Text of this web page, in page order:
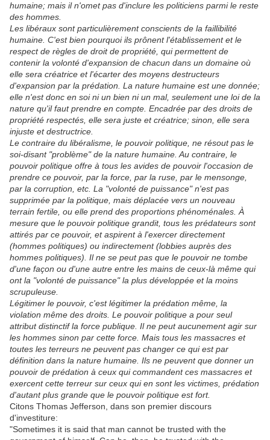
humaine; mais il n'omet pas d'inclure les politiciens parmi le reste
des hommes.
Les libéraux sont particulièrement conscients de la faillibilité
humaine. C'est bien pourquoi ils prônent l'établissement et le
respect de règles de droit de propriété, qui permettent de
contenir la volonté d'expansion de chacun dans un domaine où
elle sera créatrice et l'écarter des moyens destructeurs
d'expansion par la prédation. La nature humaine est une donnée;
elle n'est donc en soi ni un bien ni un mal, seulement une loi de la
nature qu'il faut prendre en compte. Encadrée par des droits de
propriété respectés, elle sera juste et créatrice; sinon, elle sera
injuste et destructrice.
Le contraire du libéralisme, le pouvoir politique, ne résout pas le
soi-disant "problème" de la nature humaine. Au contraire, le
pouvoir politique offre à tous les avides de pouvoir l'occasion de
prendre ce pouvoir, par la force, par la ruse, par le mensonge,
par la corruption, etc. La "volonté de puissance" n'est pas
supprimée par la politique, mais déplacée vers un nouveau
terrain fertile, ou elle prend des proportions phénoménales. À
mesure que le pouvoir politique grandit, tous les prédateurs sont
attirés par ce pouvoir, et aspirent à l'exercer directement
(hommes politiques) ou indirectement (lobbies auprès des
hommes politiques). Il ne se peut pas que le pouvoir ne tombe
d'une façon ou d'une autre entre les mains de ceux-là même qui
ont la "volonté de puissance" la plus développée et la moins
scrupuleuse.
Légitimer le pouvoir, c'est légitimer la prédation même, la
violation même des droits. Le pouvoir politique a pour seul
attribut distinctif la force publique. Il ne peut aucunement agir sur
les hommes sinon par cette force. Mais tous les massacres et
toutes les terreurs ne peuvent pas changer ce qui est par
définition dans la nature humaine. Ils ne peuvent que donner un
pouvoir de prédation à ceux qui commandent ces massacres et
exercent cette terreur sur ceux qui en sont les victimes, prédation
d'autant plus grande que le pouvoir politique est fort.
Citons Thomas Jefferson, dans son premier discours
d'investiture:
"Sometimes it is said that man cannot be trusted with the